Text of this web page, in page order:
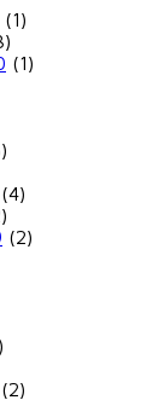
(1)
(1)
(4)
(2)
(2)